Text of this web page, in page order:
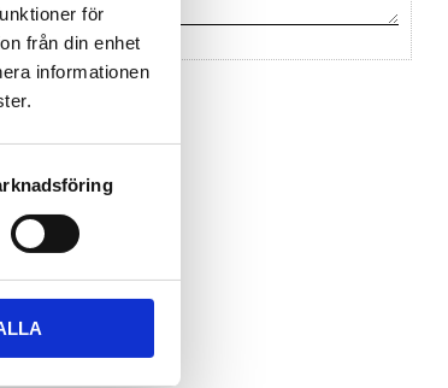
för
från din enhet
informationen